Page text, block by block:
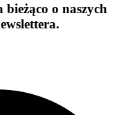
o naszych